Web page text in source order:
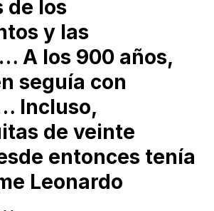
de los
y las
A los 900 años,
seguía con
Incluso,
de veinte
entonces tenía
Leonardo